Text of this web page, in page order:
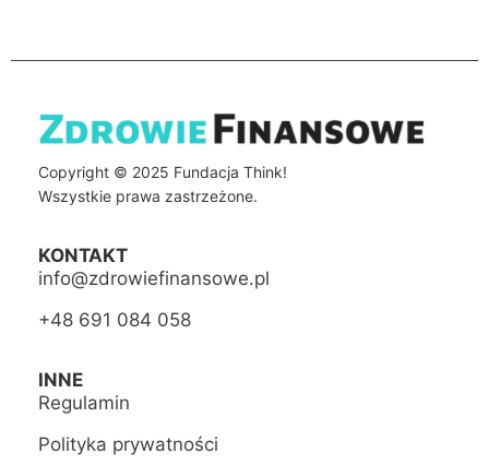
Copyright © 2025 Fundacja Think!
Wszystkie prawa zastrzeżone.
KONTAKT
info@zdrowiefinansowe.pl
+48 691 084 058
INNE
Regulamin
Polityka prywatności